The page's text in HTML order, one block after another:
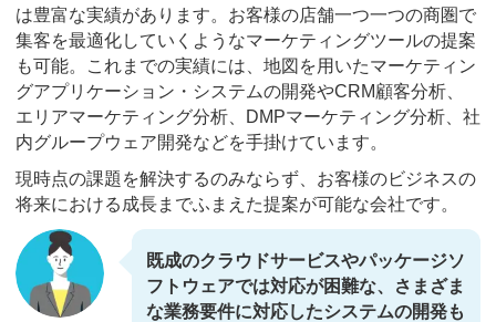
は豊富な実績があります。お客様の店舗一つ一つの商圏で
集客を最適化していくようなマーケティングツールの提案
も可能。これまでの実績には、地図を用いたマーケティン
グアプリケーション・システムの開発やCRM顧客分析、
エリアマーケティング分析、DMPマーケティング分析、社
内グループウェア開発などを手掛けています。
現時点の課題を解決するのみならず、お客様のビジネスの
将来における成長までふまえた提案が可能な会社です。
既成のクラウドサービスやパッケージソ
フトウェアでは対応が困難な、さまざま
な業務要件に対応したシステムの開発も